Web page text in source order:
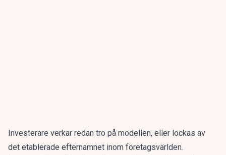
Investerare verkar redan tro på modellen, eller lockas av
det etablerade efternamnet inom företagsvärlden.